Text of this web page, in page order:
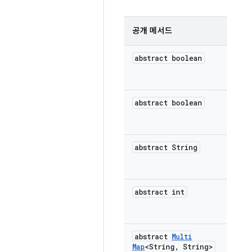
공개 메서드
abstract boolean
abstract boolean
abstract String
abstract int
abstract Multi
Map<String , String>